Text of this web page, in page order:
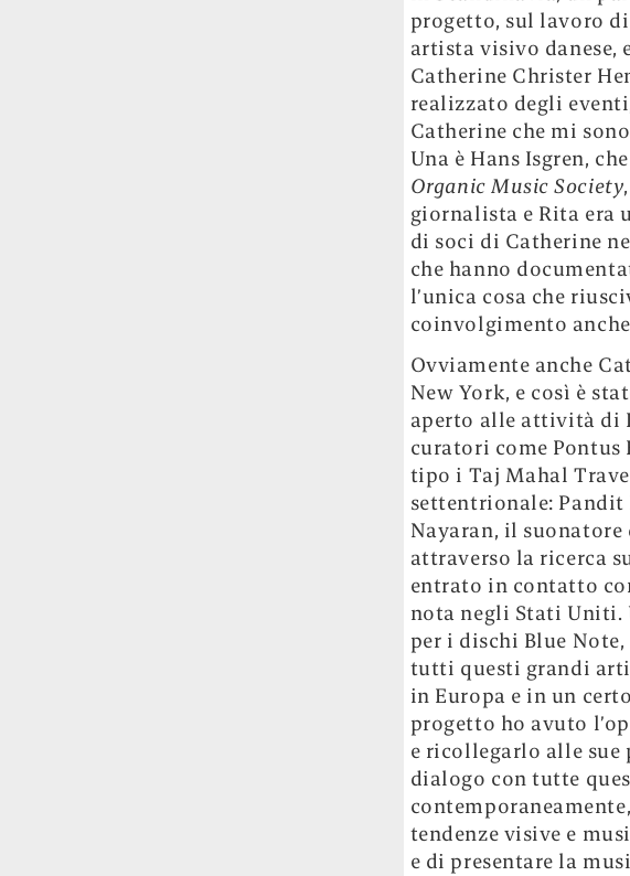
progetto, sul lavoro
artista visivo danese,
Catherine Christer
realizzato degli
Catherine che mi
Una è Hans Isgren,
Organic Music Society
giornalista e Rita era
di soci di Catherine
che hanno
l’unica cosa che
coinvolgimento
Ovviamente anche
New York, e così è
aperto alle attività di
curatori come
tipo i Taj Mahal
settentrionale: Pandit
Nayaran, il suonatore
attraverso la ricerca
entrato in contatto
nota negli Stati Uniti.
per i dischi Blue
tutti questi grandi
in Europa e in un
progetto ho avuto
e ricollegarlo alle
dialogo con tutte
tendenze visive e
e di presentare la